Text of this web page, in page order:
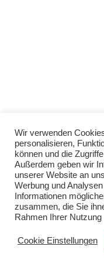
Wir verwenden
personalisieren,
können und die
Außerdem geben wir
unserer Website an
Werbung und
Informationen
zusammen, die Sie
Rahmen Ihrer
Cookie Einstellungen